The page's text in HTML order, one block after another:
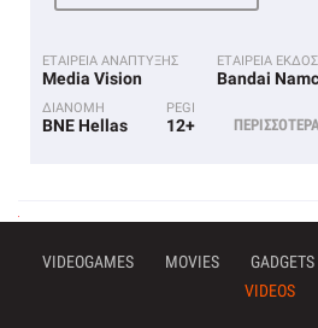
ΕΤΑΙΡΕΙΑ ΑΝΑΠΤΥΞΗΣ
Media Vision
ΕΤΑΙΡΕΙΑ
Bandai
ΔΙΑΝΟΜΗ
BNE Hellas
PEGI
12+
VIDEOGAMES MOVIES GADGETS
VIDEOS